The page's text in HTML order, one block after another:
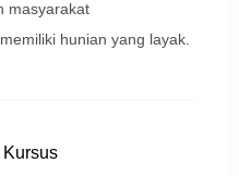
masyarakat
hunian yang layak.